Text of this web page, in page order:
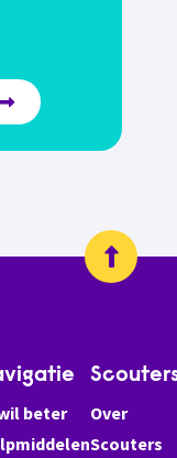
beter
Over
Scouters